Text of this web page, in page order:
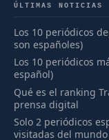
ÚLTIMAS NOTICIAS
Los 10 periódicos
son españoles)
Los 10 periódicos
español)
Qué es el ranking
prensa digital
Solo 2 periódicos
visitadas del mundo